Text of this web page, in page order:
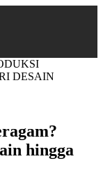
DESAIN
hingga